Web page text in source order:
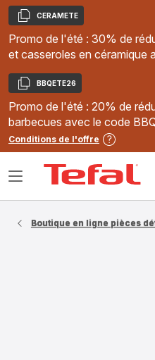
Copier
CERAMETE
Promo de l'été : 30% de
et casseroles en céramique
Copier
BBQETE26
Promo de l'été : 20% de
barbecues avec le code
Conditions de l'offre
Ouvrir
Boutique en ligne pièces